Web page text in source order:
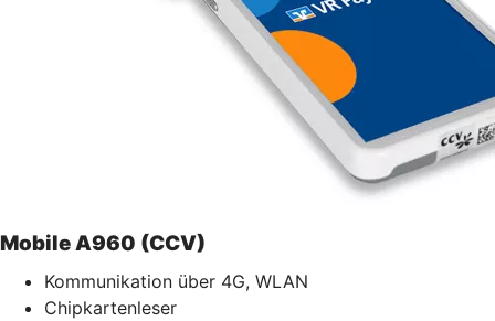
Mobile A960 (CCV)
Kommunikation über 4G, WLAN
Chipkartenleser